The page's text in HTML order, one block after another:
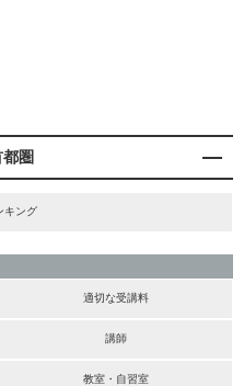
圏
キング
適切な受講料
講師
教室・自習室